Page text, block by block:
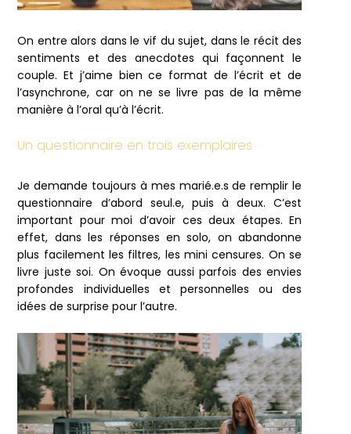
On entre alors dans le vif du sujet, dans le récit des
sentiments et des anecdotes qui façonnent le
couple. Et j’aime bien ce format de l’écrit et de
l’asynchrone, car on ne se livre pas de la même
manière à l’oral qu’à l’écrit.
Un questionnaire en trois exemplaires
Je demande toujours à mes marié.e.s de remplir le
questionnaire d’abord seul.e, puis à deux. C’est
important pour moi d’avoir ces deux étapes. En
effet, dans les réponses en solo, on abandonne
plus facilement les filtres, les mini censures. On se
livre juste soi. On évoque aussi parfois des envies
profondes individuelles et personnelles ou des
idées de surprise pour l’autre.